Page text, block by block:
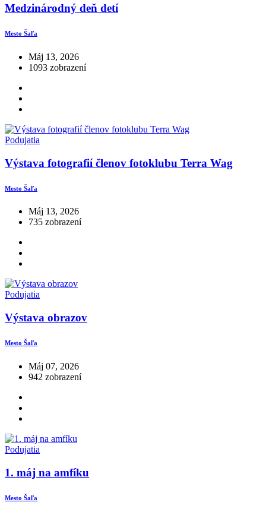
Medzinárodný deň detí
Mesto Šaľa
Máj 13, 2026
1093 zobrazení
Podujatia
Výstava fotografií členov fotoklubu Terra Wag
Mesto Šaľa
Máj 13, 2026
735 zobrazení
Podujatia
Výstava obrazov
Mesto Šaľa
Máj 07, 2026
942 zobrazení
Podujatia
1. máj na amfíku
Mesto Šaľa